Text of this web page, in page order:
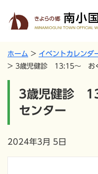
ホーム イベントカレンダ
3歳児健診 13:15～ お
3歳児健診
センター
2024年3月 5日